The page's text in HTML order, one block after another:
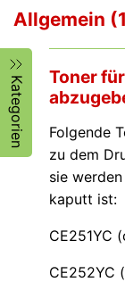
Allgemein
Kategorien
Toner
Folgende
zu dem
sie
kaputt ist:
CE251YC
CE252YC